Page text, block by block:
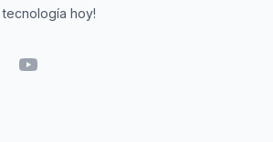
tecnología hoy!
YouTube